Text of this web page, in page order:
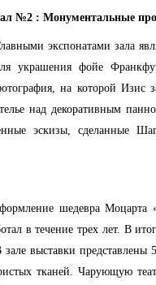
№2 : Монументальные
экспонатами зала
украшения фойе
на которой Изис
над декоративным
эскизы, сделанные
шедевра
в течение трех лет. В
выставки представлены
тканей. Чарующую